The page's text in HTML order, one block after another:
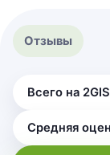
Отзывы
Всего на 2GIS
Средняя